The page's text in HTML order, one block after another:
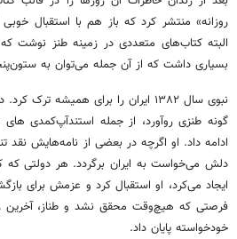
روزانه» منتشر کرد که باز هم با استقبال
البته کتاب‌های متعددی در زمینه طنز نوشت
بسیاری داشت که از آن جمله می‌توان به
نبوی سال ۱۳۸۲ ایران را برای
گونه طنزی روآورد، از جمله استندآپ‌کمدی
ادامه داد. او اگرچه در بعضی از نامه‌هایش
دلش می‌خواست به ایران برگردد. هر دولتی که
ایجاد می‌کرد، او استقبال کرد و عزمش برای
فرصتی که هیچ‌وقت محقق نشد و طناز، آخرین
خودخواسته پایان داد.